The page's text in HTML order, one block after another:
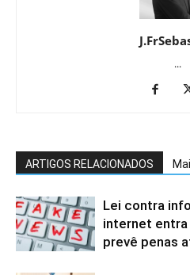
...
ARTIGOS RELACIONADOS
Lei contra
internet entra
prevê penas